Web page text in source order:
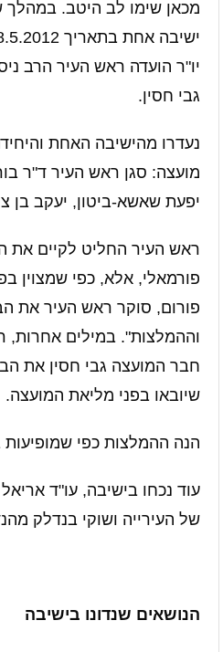
יו"ר הועדה ראש העיר הרב
גבי חסין.
נעדרו מהישיבה האחת
מועצה: סגן ראש העיר ד"ר
יפעת שאשא-ביטון, יעקב בן
ראש העיר החליט לקיים את
פורמאלי, אלא, כפי שמצוין
פורום, סוקר ראש העיר את
וההמלצות". במילים אחרות,
חבר המועצה גבי חסין את
שיובאו בפני מליאת המועצה.
הנה ההמלצות כפי שמופיעות
עוד נכחו בישיבה, עו"ד
של העירייה ושוקי בנדלק
הנושאים שנדונו בישיבה